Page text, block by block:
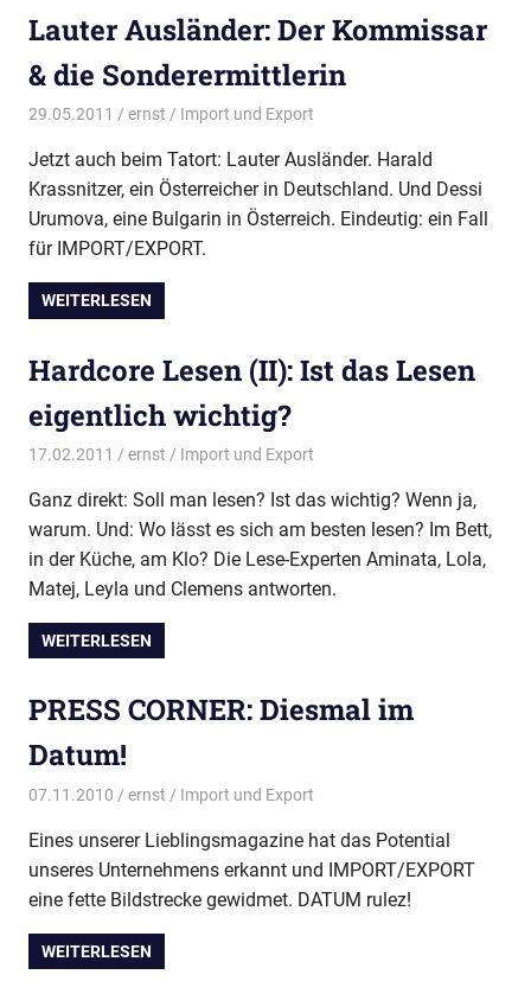
Lauter Ausländer: Der Kommissar
& die Sonderermittlerin
29.05.2011 ernst Import und Export
Jetzt auch beim Tatort: Lauter Ausländer. Harald
Krassnitzer, ein Österreicher in Deutschland. Und Dessi
Urumova, eine Bulgarin in Österreich. Eindeutig: ein Fall
für IMPORT/EXPORT.
WEITERLESEN
Hardcore Lesen (II): Ist das Lesen
eigentlich wichtig?
17.02.2011 ernst Import und Export
Ganz direkt: Soll man lesen? Ist das wichtig? Wenn ja,
warum. Und: Wo lässt es sich am besten lesen? Im Bett,
in der Küche, am Klo? Die Lese-Experten Aminata, Lola,
Matej, Leyla und Clemens antworten.
WEITERLESEN
PRESS CORNER: Diesmal im
Datum!
07.11.2010 ernst Import und Export
Eines unserer Lieblingsmagazine hat das Potential
unseres Unternehmens erkannt und IMPORT/EXPORT
eine fette Bildstrecke gewidmet. DATUM rulez!
WEITERLESEN